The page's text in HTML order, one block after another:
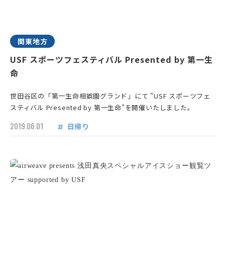
関東地方
USF スポーツフェスティバル Presented by 第一生
命
世田谷区の「第一生命相娯園グランド」にて "USF スポーツフェ
スティバル Presented by 第一生命"を開催いたしました。
2019.06.01 日帰り